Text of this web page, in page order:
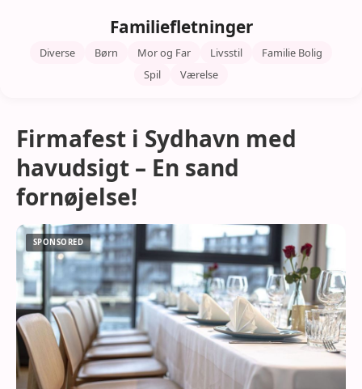
Familiefletninger
Diverse Børn Mor og Far Livsstil
Familie Bolig
Spil
Værelse
Firmafest i Sydhavn med
havudsigt – En sand
fornøjelse!